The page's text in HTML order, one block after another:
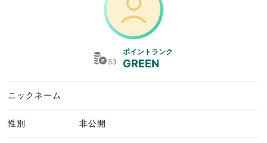
53
ポイントランク
GREEN
ニックネーム
性別 非公開